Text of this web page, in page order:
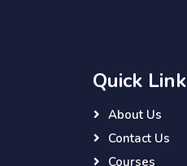
Quick Link
About Us
Contact Us
Courses